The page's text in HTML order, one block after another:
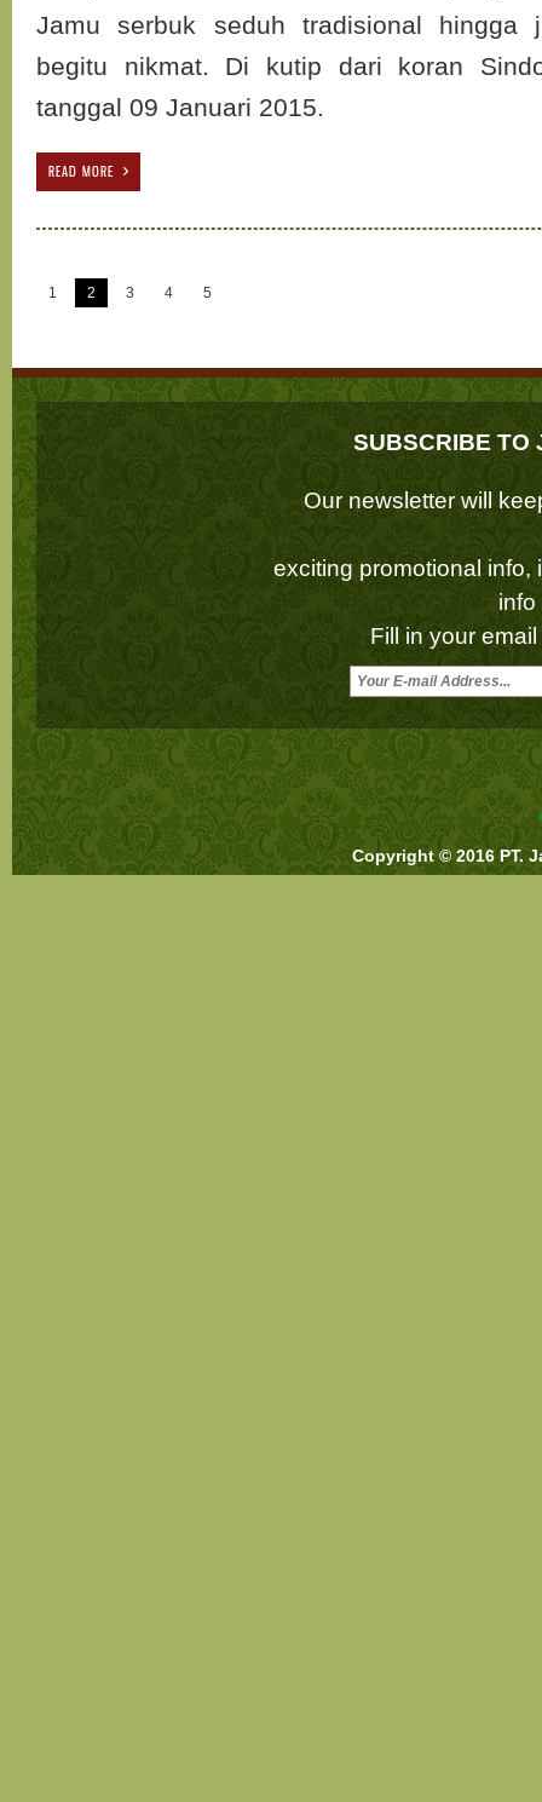
Jamu serbuk seduh tradisional hingga
begitu nikmat. Di kutip dari koran
tanggal 09 Januari 2015.
READ MORE
1 2 3 4 5
SUBSCRIBE TO
Our newsletter will
exciting promotional info,
info
Fill in your
Copyright © 2016 PT.